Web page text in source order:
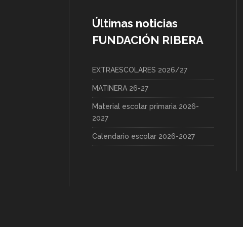
Últimas noticias
FUNDACIÓN RIBERA
EXTRAESCOLARES 2026/27
MATINERA 26-27
Material escolar primaria 2026-
2027
Calendario escolar 2026-2027